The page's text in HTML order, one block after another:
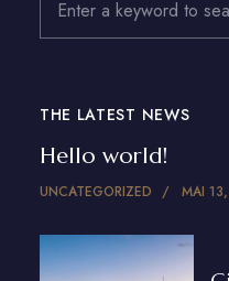
THE LATEST NEWS
Hello world!
UNCATEGORIZED MAI